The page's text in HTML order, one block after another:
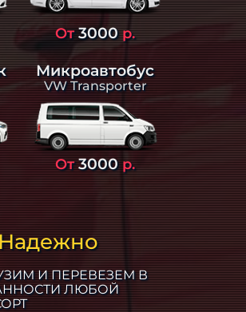
От3000р.
Микроавтобус
VW Transporter
От3000р.
И ПЕРЕВЕЗЕМ В
ЛЮБОЙ